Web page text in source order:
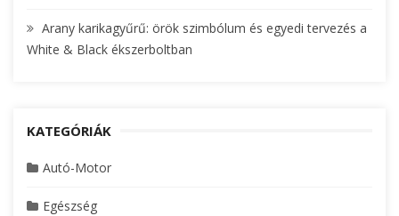
Arany karikagyűrű: örök szimbólum és egyedi tervezés a
White & Black ékszerboltban
KATEGÓRIÁK
Autó-Motor
Egészség